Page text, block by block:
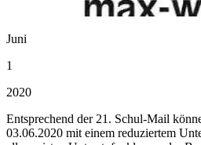
Juni
1
2020
Entsprechend der 21. Schul-Mail
03.06.2020 mit einem reduziertem